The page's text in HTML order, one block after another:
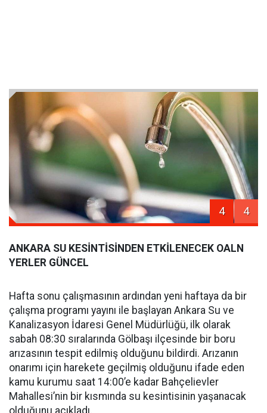
4 4
ANKARA SU KESİNTİSİNDEN ETKİLENECEK OALN
YERLER GÜNCEL
Hafta sonu çalışmasının ardından yeni haftaya da bir
çalışma programı yayını ile başlayan Ankara Su ve
Kanalizasyon İdaresi Genel Müdürlüğü, ilk olarak
sabah 08:30 sıralarında Gölbaşı ilçesinde bir boru
arızasının tespit edilmiş olduğunu bildirdi. Arızanın
onarımı için harekete geçilmiş olduğunu ifade eden
kamu kurumu saat 14:00’e kadar Bahçelievler
Mahallesi’nin bir kısmında su kesintisinin yaşanacak
olduğunu açıkladı.